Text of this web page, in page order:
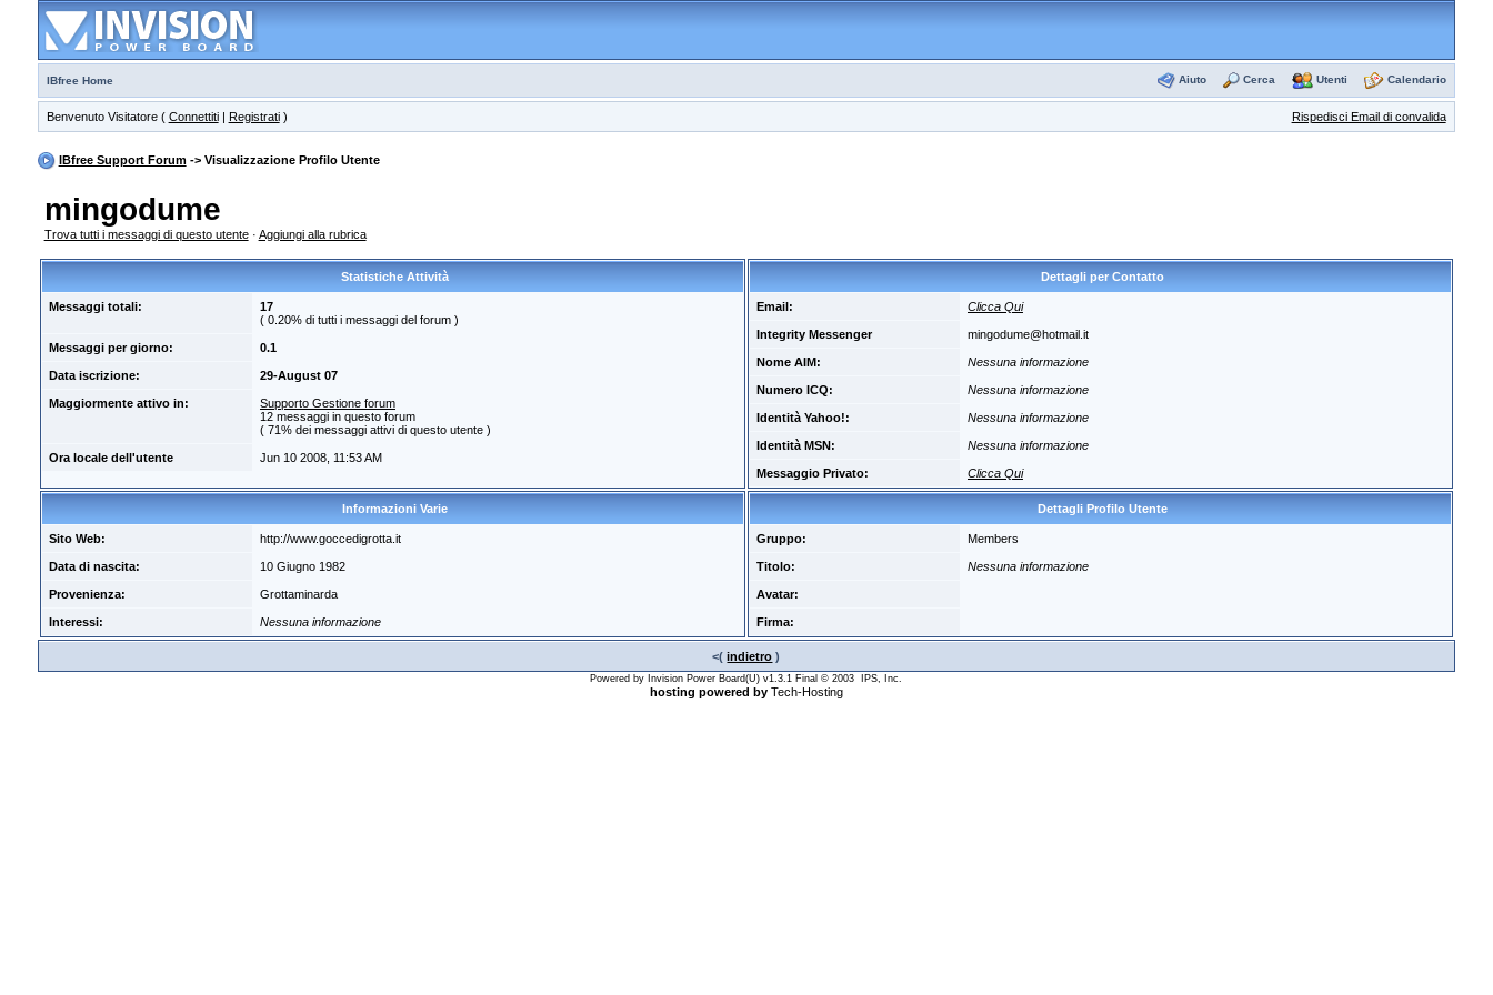
IBfree Home Aiuto Cerca Utenti Calendario
Benvenuto Visitatore ( Connettiti| Registrati) Rispedisci Email di convalida
IBfree Support Forum-> Visualizzazione Profilo Utente
mingodume
Trova tutti i messaggi di questo utente· Aggiungi alla rubrica
Statistiche Attività
Messaggi totali:
17
( 0.20% di tutti i messaggi del forum )
Messaggi per giorno: 0.1
Data iscrizione: 29-August 07
Maggiormente attivo in:
Supporto Gestione forum
12 messaggi in questo forum
( 71% dei messaggi attivi di questo utente )
Ora locale dell'utente Jun 10 2008, 11:53 AM
Dettagli per Contatto
Email: Clicca Qui
Integrity Messenger mingodume@hotmail.it
Nome AIM: Nessuna informazione
Numero ICQ: Nessuna informazione
Identità Yahoo!: Nessuna informazione
Identità MSN: Nessuna informazione
Messaggio Privato: Clicca Qui
Informazioni Varie
Sito Web: http://www.goccedigrotta.it
Data di nascita: 10 Giugno 1982
Provenienza: Grottaminarda
Interessi: Nessuna informazione
Dettagli Profilo Utente
Gruppo: Members
Titolo: Nessuna informazione
Avatar:
Firma:
<(indietro )
Powered by Invision Power Board(U) v1.3.1 Final © 2003 IPS, Inc.
hosting powered byTech-Hosting